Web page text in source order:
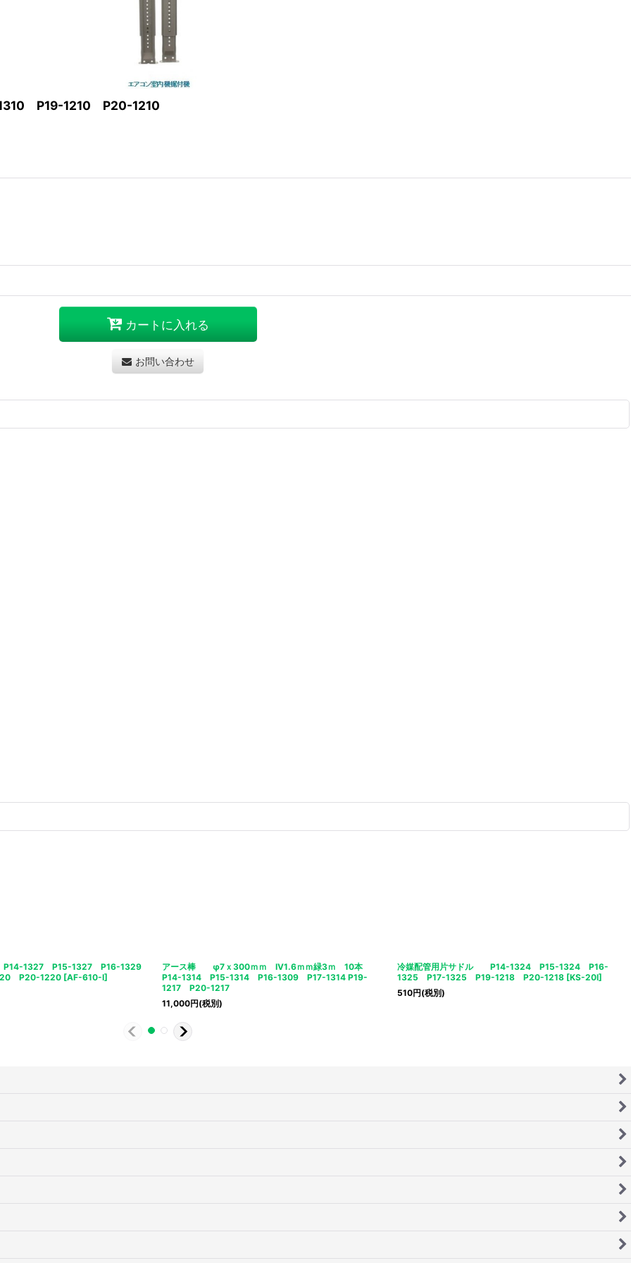
P19-1210 P20-1210
カートに入れる
お問い合わせ
1327 P15-1327 P16-1329
P20-1220 [AF-610-I]
アース棒 φ7ｘ300ｍｍ IV1.6ｍｍ緑3ｍ 10本
P14-1314 P15-1314 P16-1309 P17-1314 P19-
1217 P20-1217
11,000円(税別)
冷媒配管用片サドル P14-1324 P15-1324 P16-
1325 P17-1325 P19-1218 P20-1218 [KS-20I]
510円(税別)